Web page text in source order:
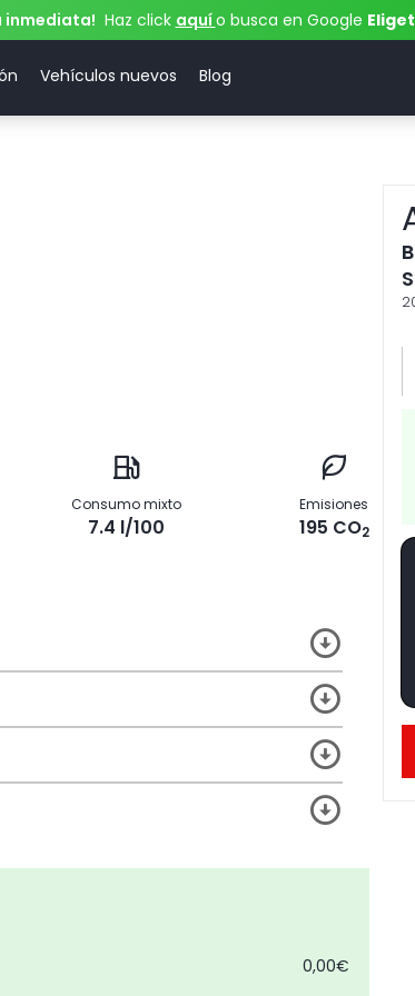
inmediata! Haz click aquío busca en Google
Vehículos nuevos Blog
Consumo mixto
7.4 l/100
Emisiones
195 CO2
0,00€